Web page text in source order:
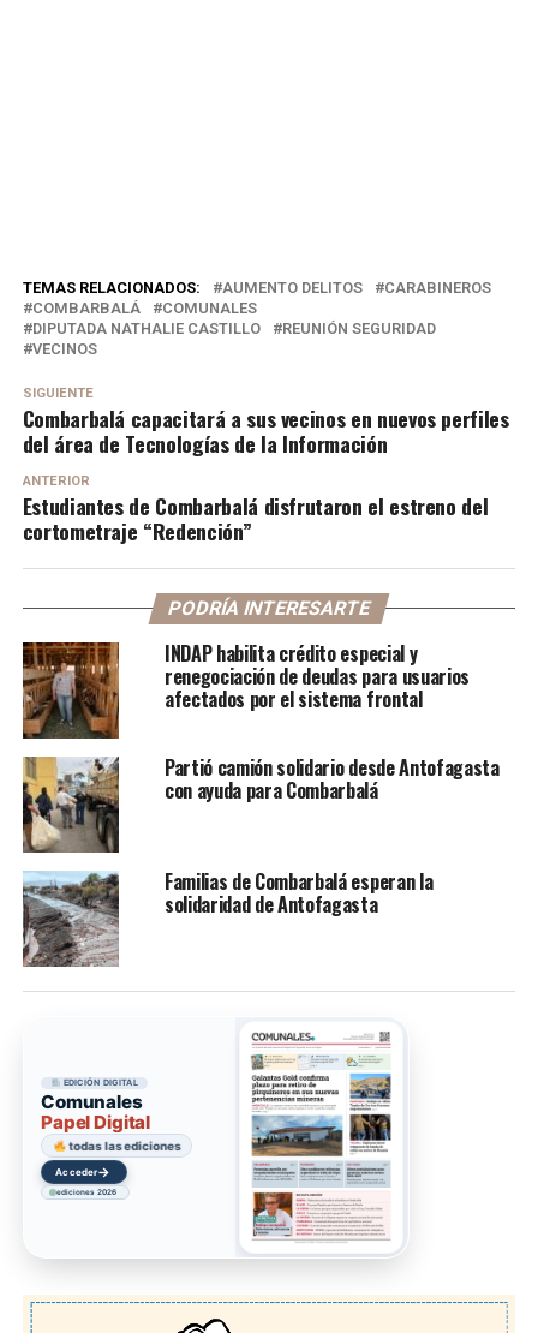
TEMAS RELACIONADOS: AUMENTO DELITOS
CARABINEROS
COMBARBALÁ
COMUNALES
DIPUTADA NATHALIE CASTILLO
REUNIÓN SEGURIDAD
VECINOS
SIGUIENTE
Combarbalá capacitará a sus vecinos en nuevos perfiles
del área de Tecnologías de la Información
ANTERIOR
Estudiantes de Combarbalá disfrutaron el estreno del
cortometraje “Redención”
PODRÍA INTERESARTE
INDAP habilita crédito especial y
renegociación de deudas para usuarios
afectados por el sistema frontal
Partió camión solidario desde Antofagasta
con ayuda para Combarbalá
Familias de Combarbalá esperan la
solidaridad de Antofagasta
EDICIÓN DIGITAL
Comunales
Papel Digital
todas las ediciones
Acceder→
ediciones 2026